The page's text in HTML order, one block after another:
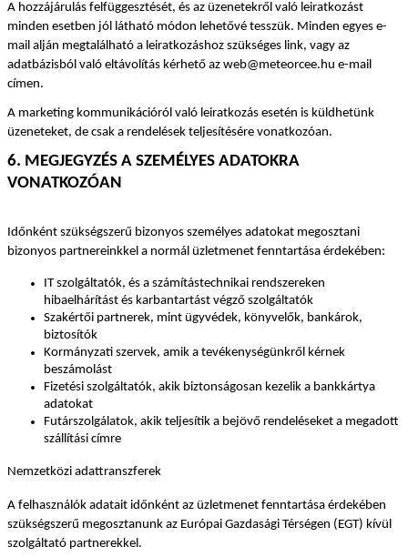
A hozzájárulás felfüggesztését, és az üzenetekről való leiratkozást
minden esetben jól látható módon lehetővé tesszük. Minden egyes e-
mail alján megtalálható a leiratkozáshoz szükséges link, vagy az
adatbázisból való eltávolítás kérhető az web@meteorcee.hu e-mail
címen.
A marketing kommunikációról való leiratkozás esetén is küldhetünk
üzeneteket, de csak a rendelések teljesítésére vonatkozóan.
6. MEGJEGYZÉS A SZEMÉLYES ADATOKRA
VONATKOZÓAN
Időnként szükségszerű bizonyos személyes adatokat megosztani
bizonyos partnereinkkel a normál üzletmenet fenntartása érdekében:
IT szolgáltatók, és a számítástechnikai rendszereken
hibaelhárítást és karbantartást végző szolgáltatók
Szakértői partnerek, mint ügyvédek, könyvelők, bankárok,
biztosítók
Kormányzati szervek, amik a tevékenységünkről kérnek
beszámolást
Fizetési szolgáltatók, akik biztonságosan kezelik a bankkártya
adatokat
Futárszolgálatok, akik teljesítik a bejövő rendeléseket a megadott
szállítási címre
Nemzetközi adattranszferek
A felhasználók adatait időnként az üzletmenet fenntartása érdekében
szükségszerű megosztanunk az Európai Gazdasági Térségen (EGT) kívül
szolgáltató partnerekkel.